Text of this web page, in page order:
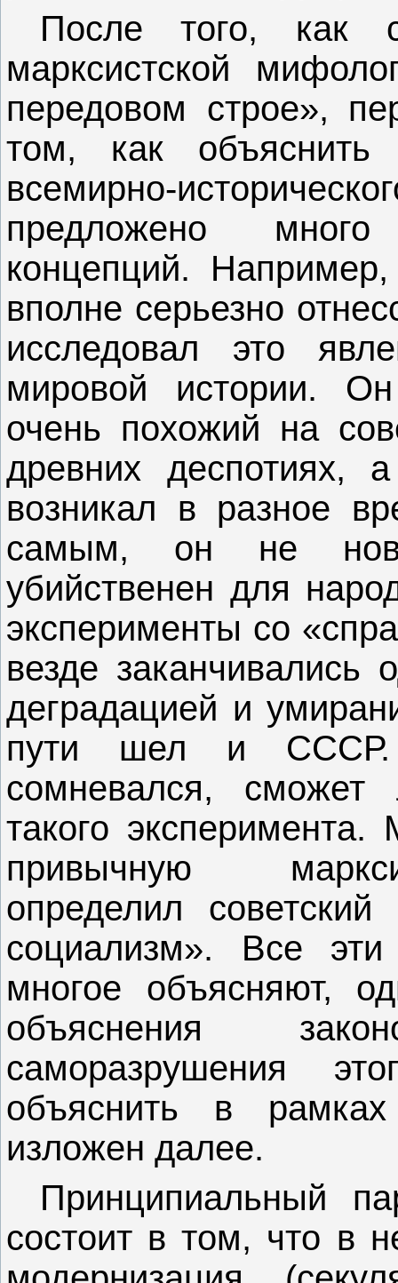
После того, как
марксистской
передовом строе»,
том, как
всемирно-
предложено
концепций.
вполне серьезно
исследовал это
мировой истории.
очень похожий на
древних деспотиях,
возникал в разное
самым, он не
убийственен для
эксперименты со
везде
деградацией и
пути шел и СССР.
сомневался,
такого
привычную
определил
социализм». Все
многое объясняют,
объяснения
саморазрушения
объяснить в
изложен далее.
Принципиальный
состоит в том, что в